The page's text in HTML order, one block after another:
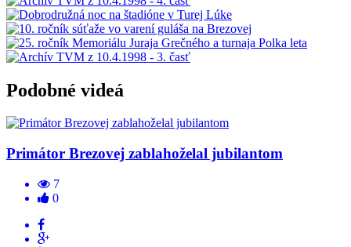
Podobné videá
Primátor Brezovej zablahoželal jubilantom
7
0